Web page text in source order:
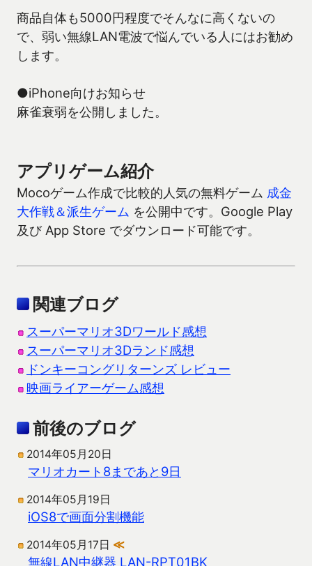
商品自体も5000円程度でそんなに高くないの
で、弱い無線LAN電波で悩んでいる人にはお勧め
します。
●iPhone向けお知らせ
麻雀衰弱を公開しました。
アプリゲーム紹介
Mocoゲーム作成で比較的人気の無料ゲーム 成金
大作戦＆派生ゲーム を公開中です。Google Play
及び App Store でダウンロード可能です。
関連ブログ
スーパーマリオ3Dワールド感想
スーパーマリオ3Dランド感想
ドンキーコングリターンズ レビュー
映画ライアーゲーム感想
前後のブログ
2014年05月20日
マリオカート8まであと9日
2014年05月19日
iOS8で画面分割機能
2014年05月17日 ≪
無線LAN中継器 LAN-RPT01BK